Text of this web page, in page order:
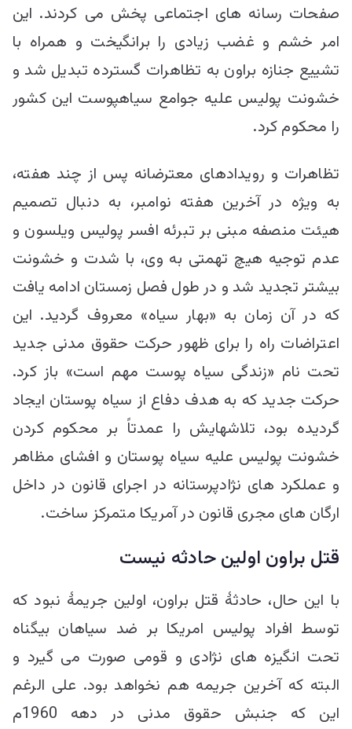
صفحات رسانه های اجتماعی پخش می کردند. این
امر خشم و غضب زیادی را برانگیخت و همراه با
تشییع جنازه براون به تظاهرات گسترده تبدیل شد و
خشونت پولیس علیه جوامع سیاهپوست این کشور
را محکوم کرد.
تظاهرات و رویدادهای معترضانه پس از چند هفته،
به ویژه در آخرین هفته نوامبر، به دنبال تصمیم
هیئت منصفه مبنی بر تبرئه افسر پولیس ویلسون و
عدم توجیه هیچ تهمتی به وی، با شدت و خشونت
بیشتر تجدید شد و در طول فصل زمستان ادامه یافت
که در آن زمان به «بهار سیاه» معروف گردید. این
اعتراضات راه را برای ظهور حرکت حقوق مدنی جدید
تحت نام «زندگی سیاه پوست مهم است» باز کرد.
حرکت جدید که به هدف دفاع از سیاه پوستان ایجاد
گردیده بود، تلاشهایش را عمدتاً بر محكوم كردن
خشونت پولیس علیه سیاه پوستان و افشای مظاهر
و عملکرد های نژادپرستانه در اجرای قانون در داخل
ارگان های مجری قانون در آمریكا متمرکز ساخت.
قتل براون اولین حادثه نیست
با این حال، حادثۀ قتل براون، اولین جریمۀ نبود که
توسط افراد پولیس امریکا بر ضد سیاهان بیگناه
تحت انگیزه های نژادی و قومی صورت می گیرد و
البته که آخرین جریمه هم نخواهد بود. علی الرغم
این که جنبش حقوق مدنی در دهه 1960م